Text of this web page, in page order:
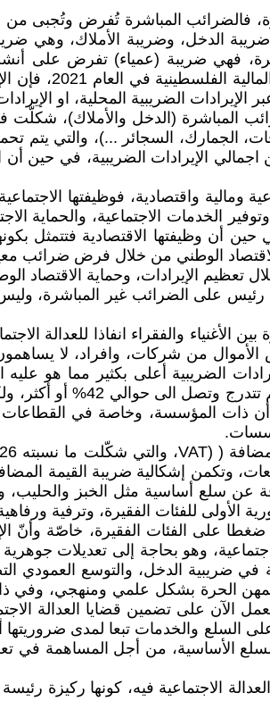
فالضرائب المباشرة تُفرض وتُجبى
الدخل، وضريبة الأملاك، وهي
فهي ضريبة (عمياء) تفرض على أنشطة
الإيرادات الضريبية المحلية، او
فان الضرائب (العادلة) تشكّل نسبة ضئيلة جدا لا تتجاوز (10%)
واقتصادية، فوظيفتها
الخدمات الاجتماعية، والحماية
أن وظيفتها الاقتصادية فتتمثل
الوطني من خلال فرض ضرائب
الإيرادات، وحماية الاقتصاد
على الضرائب غير المباشرة، وليس
بمعنى أنّ رؤوس الأموال من شركات،
الضريبية أعلى بكثير مما هو
التي تصل الى 20%، والمفارقة في الأمر أن ذات
المجتمع دون تمييز وتبلغ نسبتها (16%) من قيمة المبيعات،
عن سلع أساسية مثل الخبز والحليب،
الأولى للفئات الفقيرة، وترفية ورفاهية
على الفئات الفقيرة، خاصّة وأنّ
وهو بحاجة إلى تعديلات جوهرية
في ضريبية الدخل، والتوسع
المهن الحرة بشكل علمي ومنهجي، وفي
الآن على تضمين قضايا العدالة
السلع والخدمات تبعا لمدى
الأساسية، من أجل المساهمة في
الاجتماعية فيه، كونها ركيزة